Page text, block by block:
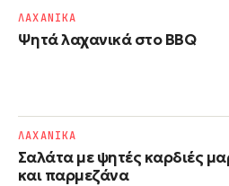
Ψητά λαχανικά στο BBQ
ΛΑΧΑΝΙΚΑ
Σαλάτα με ψητές καρδιές
και παρμεζάνα
ΛΑΧΑΝΙΚΑ